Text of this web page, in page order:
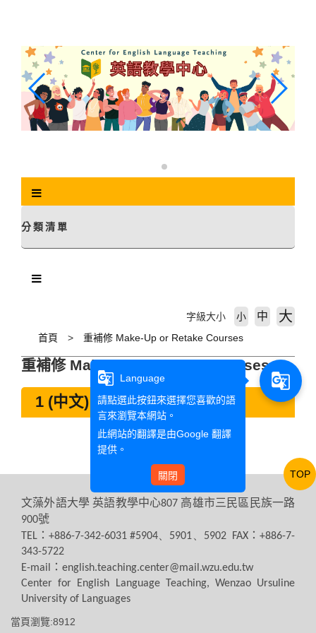
分類清單
首頁 重補修 Make-Up or Retake Courses
字級大小 小 中 大
重補修 Make-Up or Retake Courses
1 (中文) 重補修
文藻外語大學 英語教學中心807 高雄市三民區民族一路
900號
TEL ：+886-7-342-6031 #5904、5901、5902 FAX：+886-7-
343-5722
E-mail
： english.teaching.center@mail.wzu.edu.tw
Center for English Language Teaching, Wenzao Ursuline
University of Languages
當頁瀏覽:8912
TOP
g_translate
Language
請點選此按鈕來選擇您喜歡的語
言來瀏覽本網站。
此網站的翻譯是由Google 翻譯
提供。
關閉
g_translate